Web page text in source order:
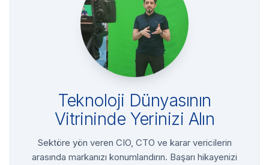
Teknoloji Dünyasının
Vitrininde Yerinizi Alın
Sektöre yön veren CIO, CTO ve karar vericilerin
arasında markanızı konumlandırın. Başarı hikayenizi